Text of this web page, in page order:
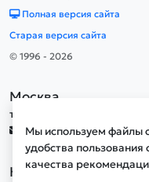
Мы используем файлы
удобства
качества
Полная версия сайта
Старая версия сайта
© 1996 - 2026
Москва
тел.
Новосибирск